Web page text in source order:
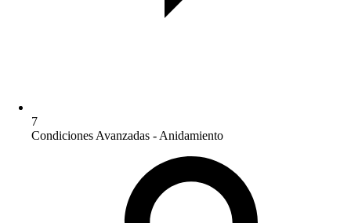
7
Condiciones Avanzadas - Anidamiento